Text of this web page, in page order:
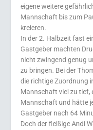
eigene weitere
Mannschaft bis zum
kreieren.
In der 2. Halbzeit fast
Gastgeber machten
nicht zwingend genug
zu bringen. Bei der
die richtige Zuordnung
Mannschaft viel zu tief,
Mannschaft und hätte
Gastgeber nach 64
Doch der fleißige Andi